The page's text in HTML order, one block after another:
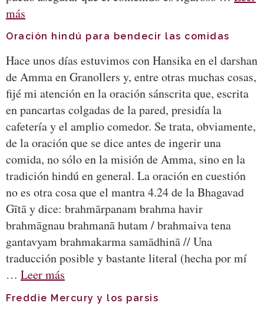
más
Oración hindú para bendecir las comidas
Hace unos días estuvimos con Hansika en el darshan
de Amma en Granollers y, entre otras muchas cosas,
fijé mi atención en la oración sánscrita que, escrita
en pancartas colgadas de la pared, presidía la
cafetería y el amplio comedor. Se trata, obviamente,
de la oración que se dice antes de ingerir una
comida, no sólo en la misión de Amma, sino en la
tradición hindú en general. La oración en cuestión
no es otra cosa que el mantra 4.24 de la Bhagavad
Gītā y dice: brahmārpanam brahma havir
brahmāgnau brahmanā hutam / brahmaiva tena
gantavyam brahmakarma samādhinā // Una
traducción posible y bastante literal (hecha por mí
… Leer más
Freddie Mercury y los parsis